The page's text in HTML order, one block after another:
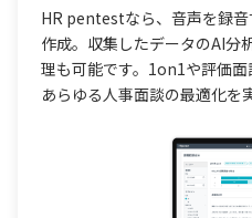
HR pentestなら、音声を録
作成。収集したデータのAI分
理も可能です。1on1や評価面
あらゆる人事面談の最適化を